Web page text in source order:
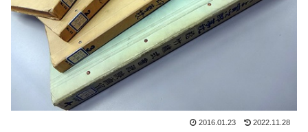
2016.01.23 2022.11.28